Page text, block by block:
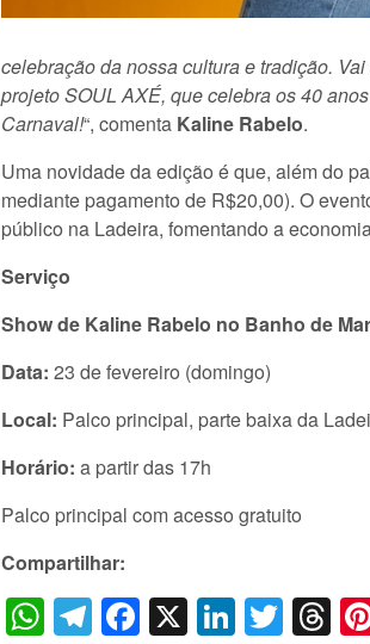
celebração da nossa cultura e tradição.
projeto SOUL AXÉ, que celebra os 40
Carnaval!“, comenta Kaline Rabelo.
Uma novidade da edição é que, além do
mediante pagamento de R$20,00). O
público na Ladeira, fomentando a
Serviço
Show de Kaline Rabelo no Banho de
Data: 23 de fevereiro (domingo)
Local: Palco principal, parte baixa da
Horário: a partir das 17h
Palco principal com acesso gratuito
Compartilhar:
WhatsApp
Telegram
Facebook
X